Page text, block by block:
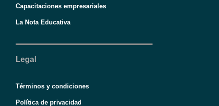
Capacitaciones empresariales
La Nota Educativa
Legal
Términos y condiciones
Política de privacidad